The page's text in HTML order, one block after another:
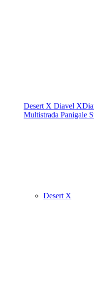
Desert X Diavel
Multistrada Panigale
Desert X